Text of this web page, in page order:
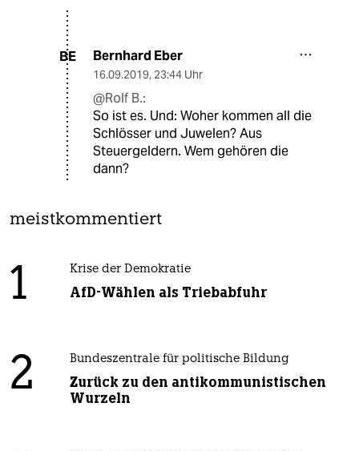
BE Bernhard Eber
16.09.2019, 23:44 Uhr
@Rolf B.:
So ist es. Und: Woher kommen all die
Schlösser und Juwelen? Aus
Steuergeldern. Wem gehören die
dann?
meistkommentiert
1 Krise der Demokratie
AfD-Wählen als Triebabfuhr
2 Bundeszentrale für politische Bildung
Zurück zu den antikommunistischen
Wurzeln